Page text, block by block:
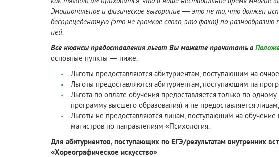
Эмоциональное и физическое выгорание — это не то, что должен
беспрецедентную (это не громкое слово, это факт) по
ней.
Все нюансы предоставления льгот Вы можете прочитать в
основные пункты — ниже.
Льготы предоставляются абитуриентам, поступающим на
Льготы предоставляются абитуриентам, поступающим на
Льгота по оплате обучения предоставляется только по
программу высшего образования) и не предоставляется
Льготы не предоставляются лицам, поступающим на
магистров по направлениям «Психология.
Для абитуриентов, поступающих по ЕГЭ/результатам внутренних
«Хореографическое искусство»